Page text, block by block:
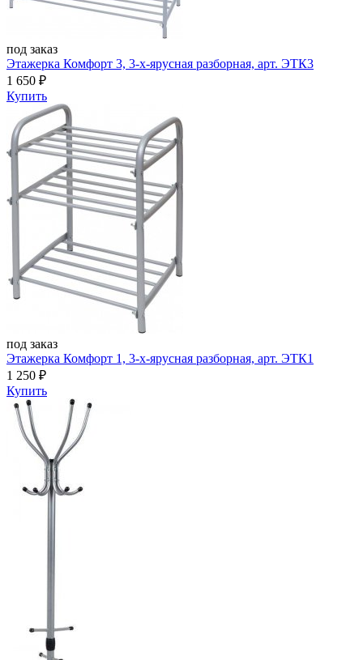
под заказ
Этажерка Комфорт 3, 3-х-ярусная разборная, арт. ЭТК3
1 650 ₽
Купить
под заказ
Этажерка Комфорт 1, 3-х-ярусная разборная, арт. ЭТК1
1 250 ₽
Купить